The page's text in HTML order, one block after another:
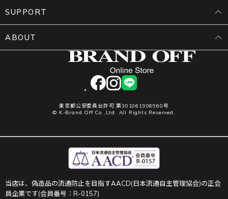
facebookinstagram
LINE
東京都公安委員会許可 第301061906960号
© K-Brand Off Co.,Ltd. All Rights Reserved.
SUPPORT
ABOUT
当店は、偽造品の流通防止を目指すAACD(日本流通自主管理協会)の正会
員企業です(会員番号：R-0157)